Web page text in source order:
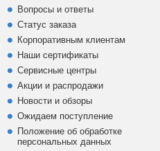
Вопросы и ответы
Статус заказа
Корпоративным клиентам
Наши сертификаты
Сервисные центры
Акции и распродажи
Новости и обзоры
Ожидаем поступление
Положение об обработке
персональных данных